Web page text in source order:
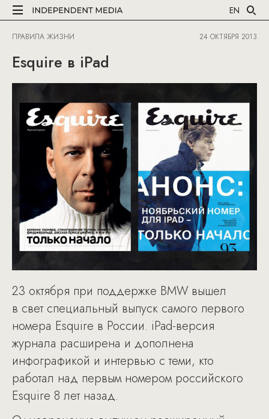
EN
ПРАВИЛА ЖИЗНИ 24 ОКТЯБРЯ 2013
Esquire в iPad
23 октября при поддержке BMW вышел
в свет специальный выпуск самого первого
номера Esquire в России. iPad-версия
журнала расширена и дополнена
инфографикой и интервью с теми, кто
работал над первым номером российского
Esquire 8 лет назад.